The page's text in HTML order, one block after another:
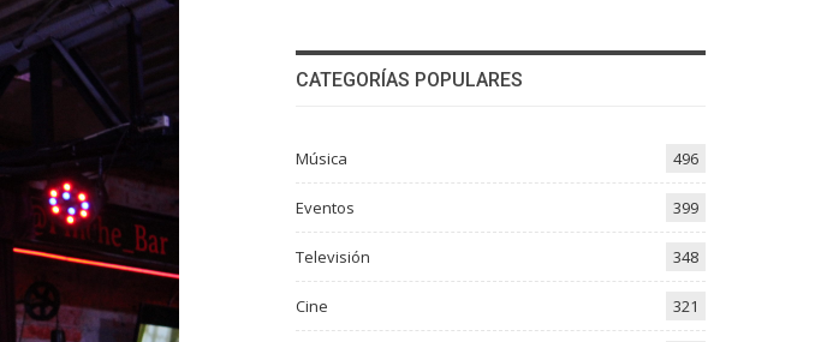
CATEGORÍAS POPULARES
Música 496
Eventos 399
Televisión 348
Cine 321